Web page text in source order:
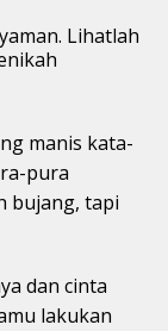
manis kata-
pura
bujang, tapi
dan cinta
lakukan